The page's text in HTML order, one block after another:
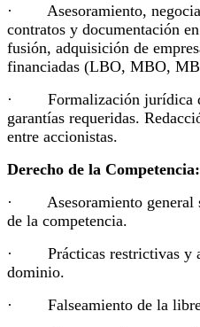
· Asesoramiento,
contratos y documentación
fusión, adquisición de
financiadas (LBO, MBO,
· Formalización jurídica
garantías requeridas.
entre accionistas.
Derecho de la Competencia:
· Asesoramiento general
de la competencia.
· Prácticas restrictivas y
dominio.
· Falseamiento de la libre